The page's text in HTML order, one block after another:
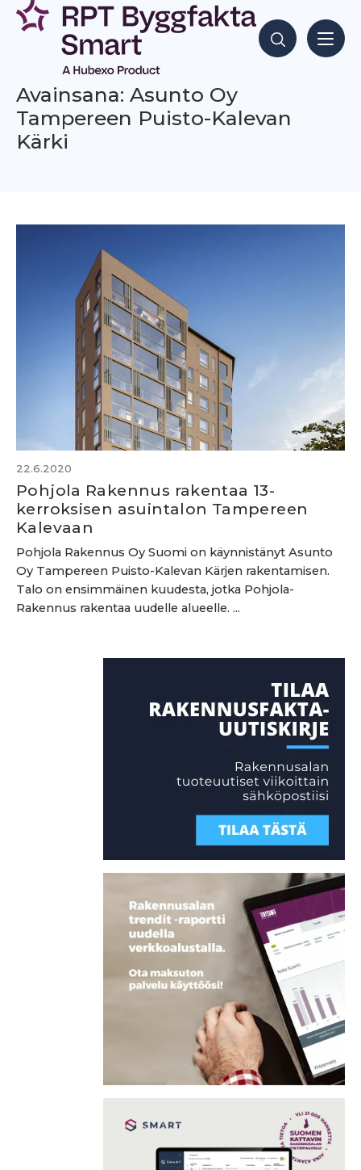
Siirry
sisältöön
Hae sisältöjä
Avainsana: Asunto Oy
Tampereen Puisto-Kalevan
Kärki
22.6.2020
Pohjola Rakennus rakentaa 13-
kerroksisen asuintalon Tampereen
Kalevaan
Pohjola Rakennus Oy Suomi on käynnistänyt Asunto
Oy Tampereen Puisto-Kalevan Kärjen rakentamisen.
Talo on ensimmäinen kuudesta, jotka Pohjola-
Rakennus rakentaa uudelle alueelle. ...